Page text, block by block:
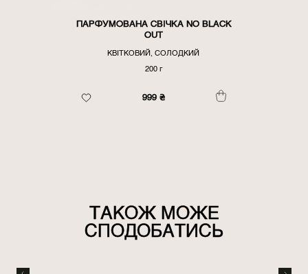
ПАРФУМОВАНА СВІЧКА NO BLACK
OUT
КВІТКОВИЙ, СОЛОДКИЙ
200 г
999 ₴
ТАКОЖ МОЖЕ
СПОДОБАТИСЬ